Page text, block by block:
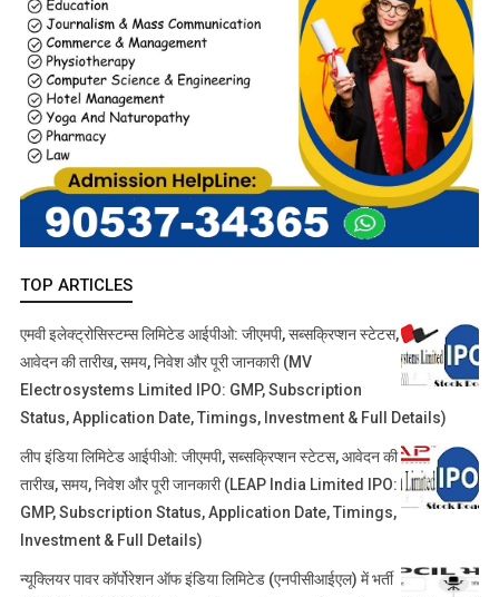
TOP ARTICLES
एमवी इलेक्ट्रोसिस्टम्स लिमिटेड आईपीओ: जीएमपी, सब्सक्रिप्शन स्टेटस,
आवेदन की तारीख, समय, निवेश और पूरी जानकारी (MV
Electrosystems Limited IPO: GMP, Subscription
Status, Application Date, Timings, Investment & Full Details)
लीप इंडिया लिमिटेड आईपीओ: जीएमपी, सब्सक्रिप्शन स्टेटस, आवेदन की
तारीख, समय, निवेश और पूरी जानकारी (LEAP India Limited IPO:
GMP, Subscription Status, Application Date, Timings,
Investment & Full Details)
न्यूक्लियर पावर कॉर्पोरेशन ऑफ इंडिया लिमिटेड (एनपीसीआईएल) में भर्ती